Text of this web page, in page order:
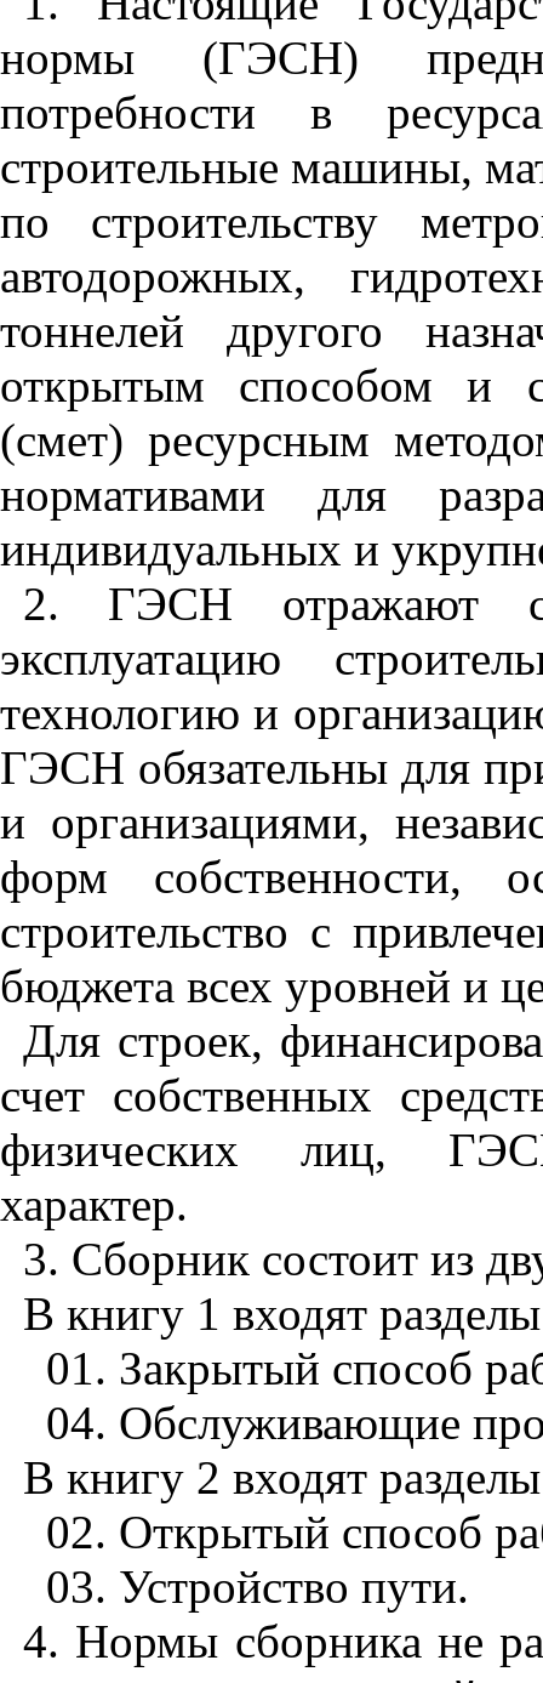
нормы (ГЭСН)
потребности в
строительные машины,
по строительству
автодорожных,
тоннелей другого
открытым способом и
(смет) ресурсным методо
нормативами для
индивидуальных и укр
2. ГЭСН отражают
эксплуатацию
технологию и
ГЭСН обязательны для
и организациями,
форм собственности,
строительство с
бюджета всех уровней и
Для строек,
счет собственных
физических лиц,
характер.
3. Сборник состоит из
В книгу 1 входят
01. Закрытый способ
04. Обслуживающие
В книгу 2 входят
02. Открытый способ
03. Устройство пути.
4. Нормы сборника не